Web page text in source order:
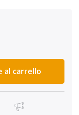
al carrello